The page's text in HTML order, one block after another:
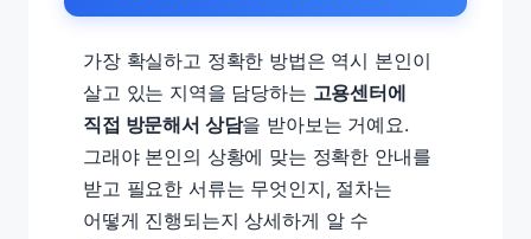
가장 확실하고 정확한 방법은 역시 본인이
살고 있는 지역을 담당하는 고용센터에
직접 방문해서 상담을 받아보는 거예요.
그래야 본인의 상황에 맞는 정확한 안내를
받고 필요한 서류는 무엇인지, 절차는
어떻게 진행되는지 상세하게 알 수